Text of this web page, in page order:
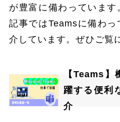
が豊富に備わっていま
記事ではTeamsに備わ
介しています。ぜひご覧
【Teams
躍する便利
介